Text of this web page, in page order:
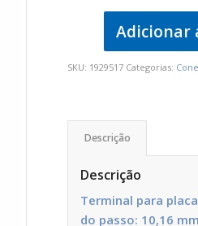
Adicionar
SKU: 1929517 Categorias:
Descrição
Descrição
Terminal para
do passo: 10,16